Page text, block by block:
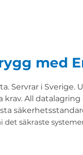
med
Servrar i Sverige.
krav. All datalagring
det säkraste